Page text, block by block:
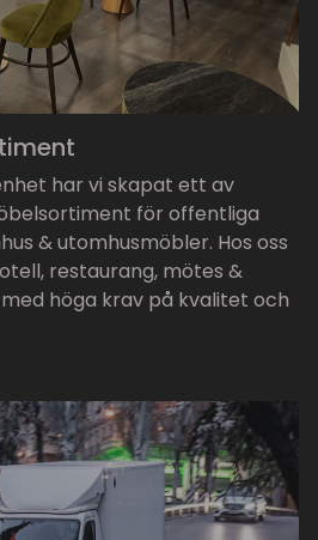
har vi skapat ett av
för offentliga
& utomhusmöbler. Hos oss
restaurang, mötes &
höga krav på kvalitet och